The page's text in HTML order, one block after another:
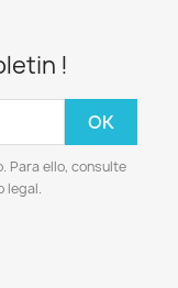
!
Para ello, consulte
legal.